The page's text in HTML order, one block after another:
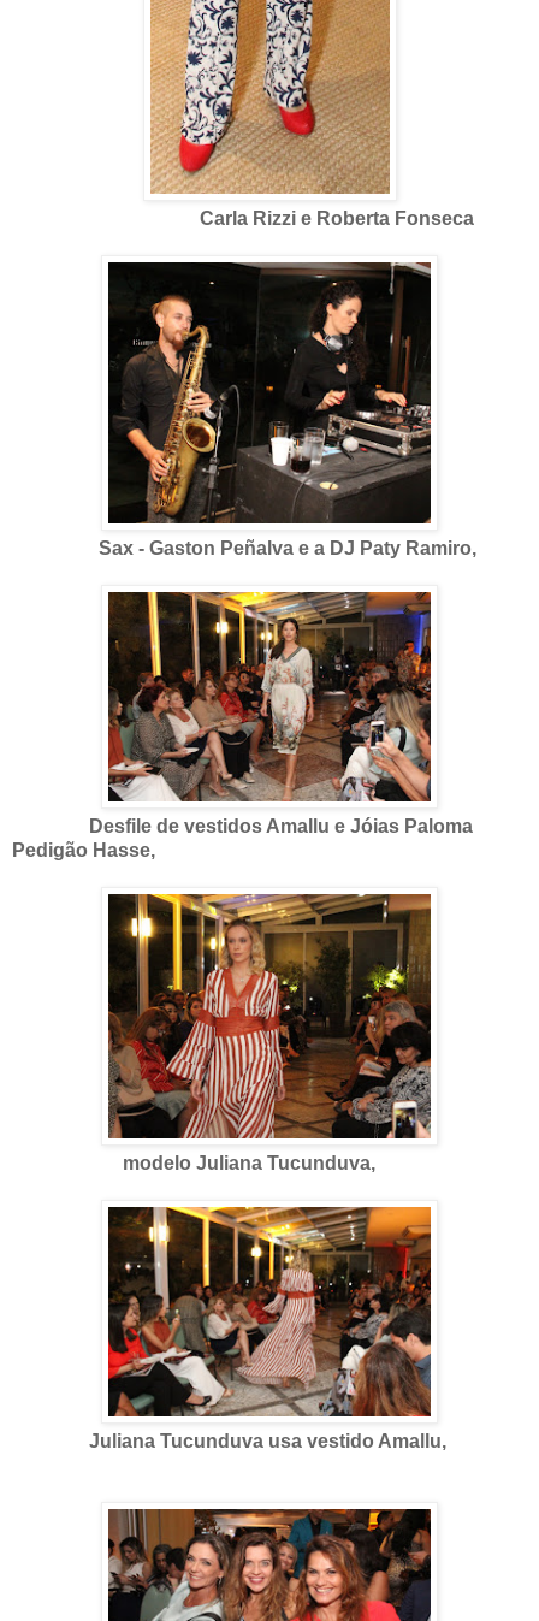
Carla Rizzi e Roberta Fonseca
Sax - Gaston Peñalva e a DJ Paty Ramiro,
Desfile de vestidos Amallu e Jóias Paloma
Pedigão Hasse,
modelo Juliana Tucunduva,
Juliana Tucunduva usa vestido Amallu,